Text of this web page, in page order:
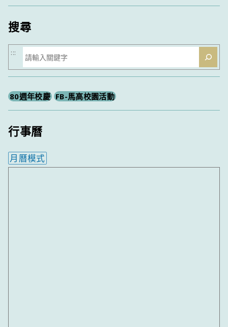
類
搜尋
搜
尋
:::
80週年校慶 FB-馬高校園活動
行事曆
月曆模式